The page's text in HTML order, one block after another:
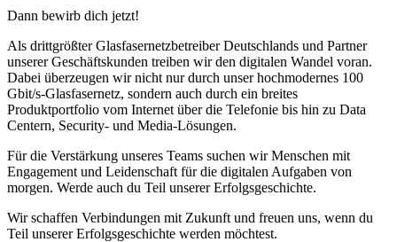
Dann bewirb dich jetzt!
Als drittgrößter Glasfasernetzbetreiber Deutschlands und Partner
unserer Geschäftskunden treiben wir den digitalen Wandel voran.
Dabei überzeugen wir nicht nur durch unser hochmodernes 100
Gbit/s-Glasfasernetz, sondern auch durch ein breites
Produktportfolio vom Internet über die Telefonie bis hin zu Data
Centern, Security- und Media-Lösungen.
Für die Verstärkung unseres Teams suchen wir Menschen mit
Engagement und Leidenschaft für die digitalen Aufgaben von
morgen. Werde auch du Teil unserer Erfolgsgeschichte.
Wir schaffen Verbindungen mit Zukunft und freuen uns, wenn du
Teil unserer Erfolgsgeschichte werden möchtest.